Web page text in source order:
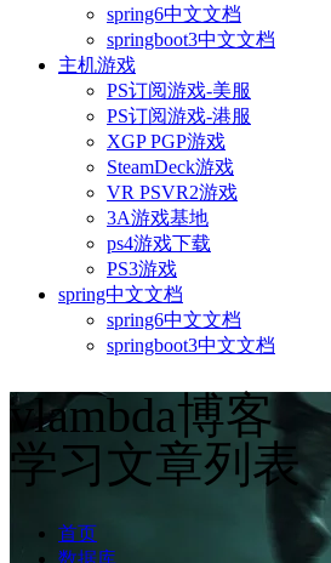
spring6中文文档
springboot3中文文档
主机游戏
PS订阅游戏-美服
PS订阅游戏-港服
XGP PGP游戏
SteamDeck游戏
VR PSVR2游戏
3A游戏基地
ps4游戏下载
PS3游戏
spring中文文档
spring6中文文档
springboot3中文文档
vlambda博客
学习文章列表
首页
数据库